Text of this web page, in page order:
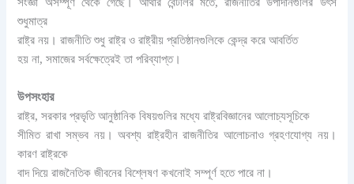
সংজ্ঞা অসম্পূর্ণ থেকে গেছে। আর্থার বেন্টলির মতে, রাজনীতির উপাদানগুলির উৎস
শুধুমাত্র
রাষ্ট্র নয়। রাজনীতি শুধু রাষ্ট্র ও রাষ্ট্রীয় প্রতিষ্ঠানগুলিকে কেন্দ্র করে আবর্তিত
হয় না, সমাজের সর্বক্ষেত্রেই তা পরিব্যাপ্ত।
উপসংহার
রাষ্ট্র, সরকার প্রভৃতি আনুষ্ঠানিক বিষয়গুলির মধ্যে রাষ্ট্রবিজ্ঞানের আলোচ্যসূচিকে
সীমিত রাখা সম্ভব নয়। অবশ্য রাষ্ট্রহীন রাজনীতির আলােচনাও গ্রহণযােগ্য নয়।
কারণ রাষ্ট্রকে
বাদ দিয়ে রাজনৈতিক জীবনের বিশ্লেষণ কখনোই সম্পূর্ণ হতে পারে না।